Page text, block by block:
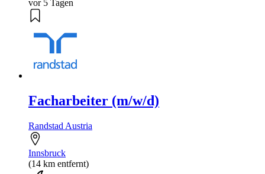
vor 5 Tagen
Facharbeiter (m/w/d)
Randstad Austria
Innsbruck
(14 km entfernt)